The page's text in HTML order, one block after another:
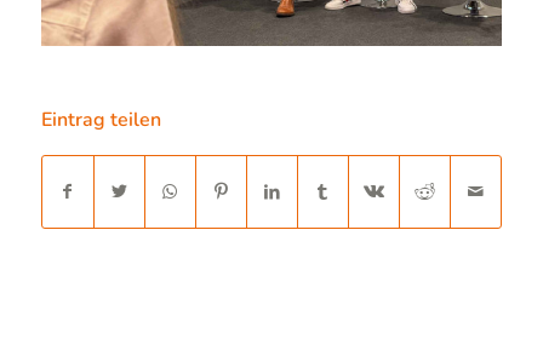
Eintrag teilen